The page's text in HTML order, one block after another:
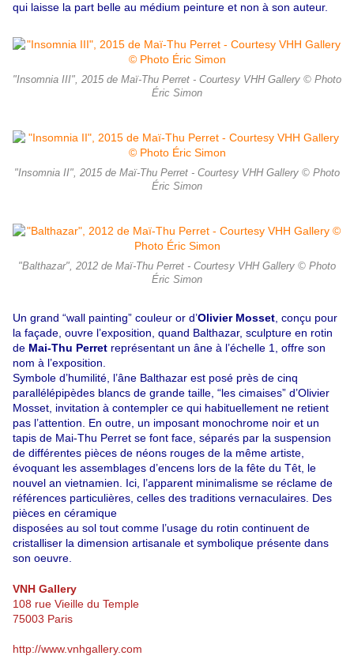
qui laisse la part belle au médium peinture et non à son auteur.
"Insomnia III", 2015 de Maï-Thu Perret - Courtesy VHH Gallery © Photo
Éric Simon
"Insomnia II", 2015 de Maï-Thu Perret - Courtesy VHH Gallery © Photo
Éric Simon
"Balthazar", 2012 de Maï-Thu Perret - Courtesy VHH Gallery © Photo
Éric Simon
Un grand “wall painting” couleur or d’Olivier Mosset , conçu pour
la façade, ouvre l’exposition, quand Balthazar, sculpture en rotin
de Mai-Thu Perret représentant un âne à l’échelle 1, offre son
nom à l’exposition.
Symbole d’humilité, l’âne Balthazar est posé près de cinq
parallélépipèdes blancs de grande taille, “les cimaises” d’Olivier
Mosset, invitation à contempler ce qui habituellement ne retient
pas l’attention. En outre, un imposant monochrome noir et un
tapis de Mai-Thu Perret se font face, séparés par la suspension
de différentes pièces de néons rouges de la même artiste,
évoquant les assemblages d’encens lors de la fête du Têt, le
nouvel an vietnamien. Ici, l’apparent minimalisme se réclame de
références particulières, celles des traditions vernaculaires. Des
pièces en céramique
disposées au sol tout comme l’usage du rotin continuent de
cristalliser la dimension artisanale et symbolique présente dans
son oeuvre.
VNH Gallery
108 rue Vieille du Temple
75003 Paris
http://www.vnhgallery.com